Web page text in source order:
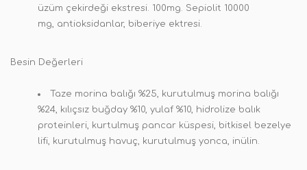
üzüm çekirdeği ekstresi. 100mg. Sepiolit 10000
mg, antioksidanlar, biberiye ektresi.
Besin Değerleri
Taze morina balığı %25, kurutulmuş morina balığı
%24, kılıçsız buğday %10, yulaf %10, hidrolize balık
proteinleri, kurtulmuş pancar küspesi, bitkisel bezelye
lifi, kurutulmuş havuç, kurutulmuş yonca, inülin.